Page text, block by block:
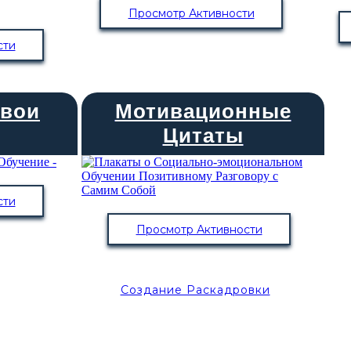
Просмотр Активности
Мотивационные
Цитаты
Просмотр Активности
Создание Раскадровки